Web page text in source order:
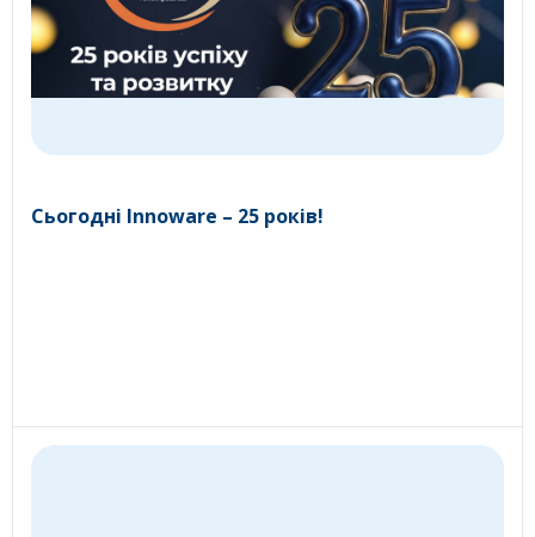
Сьогодні Innoware – 25 років!